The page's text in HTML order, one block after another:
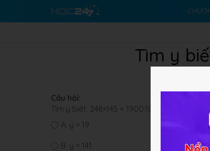
Tìm y
Câu hỏi:
Tìm y biết: 248×145 + 1900:100 = 1900:100 +
A. y = 19
B. y = 141